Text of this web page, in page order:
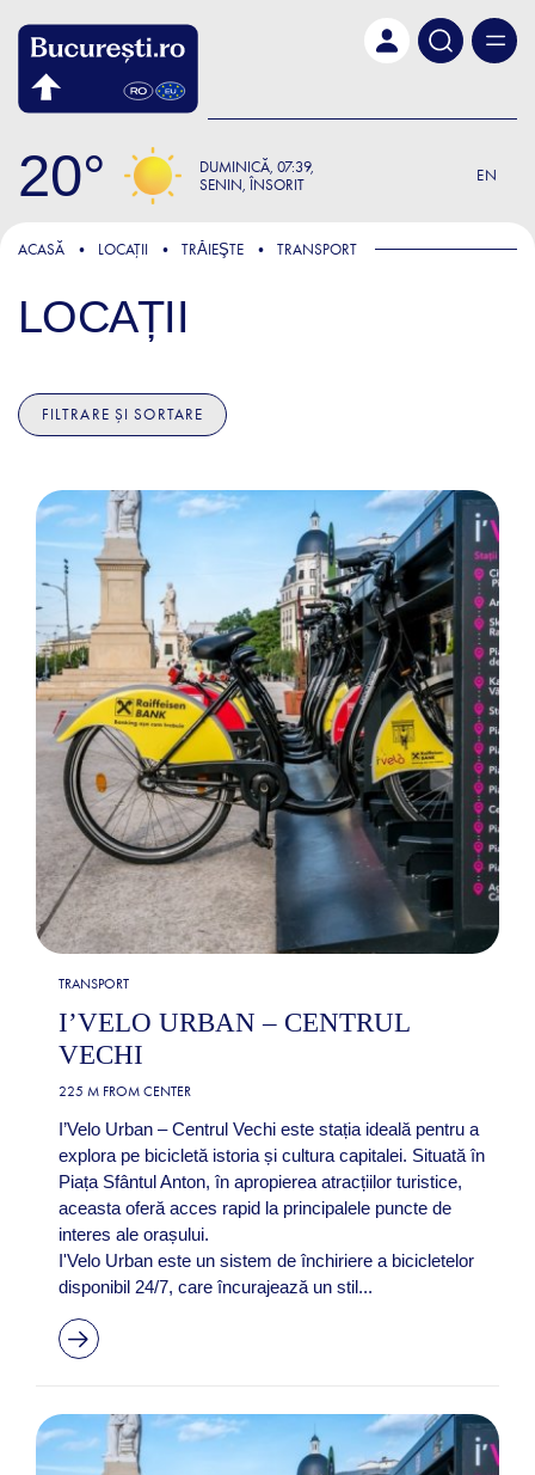
20 DUMINICĂ 07:39
SENIN, ÎNSORIT
EN
ACASĂ LOCAȚII TRǍIEŞTE TRANSPORT
LOCAȚII
FILTRARE ȘI SORTARE
TRANSPORT
I’VELO URBAN – CENTRUL
VECHI
225 M FROM CENTER
I’Velo Urban – Centrul Vechi este stația ideală pentru a
explora pe bicicletă istoria și cultura capitalei. Situată în
Piața Sfântul Anton, în apropierea atracțiilor turistice,
aceasta oferă acces rapid la principalele puncte de
interes ale orașului.
I'Velo Urban este un sistem de închiriere a bicicletelor
disponibil 24/7, care încurajează un stil...